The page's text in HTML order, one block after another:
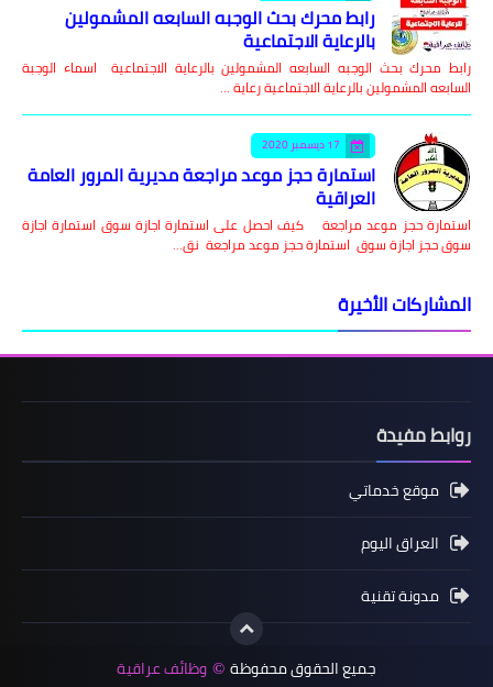
رابط محرك بحث الوجبه السابعه المشمولين
بالرعاية الاجتماعية
رابط محرك بحث الوجبه السابعه المشمولين بالرعاية الاجتماعية اسماء الوجبة
السابعه المشمولين بالرعاية الاجتماعية رعاية …
17 ديسمبر 2020
استمارة حجز موعد مراجعة مديرية المرور العامة
العراقية
استمارة حجز موعد مراجعة كيف احصل على استمارة اجازة سوق استمارة اجازة
سوق حجز اجازة سوق استمارة حجز موعد مراجعة نق…
المشاركات الأخيرة
روابط مفيدة
موقع خدماتي
العراق اليوم
مدونة تقنية
جميع الحقوق محفوظة © وظائف عراقية